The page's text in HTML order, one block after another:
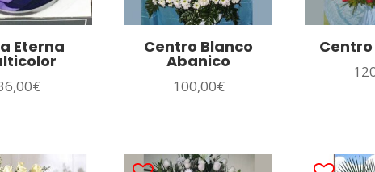
Eterna
€
Centro Blanco
Abanico
100,00€